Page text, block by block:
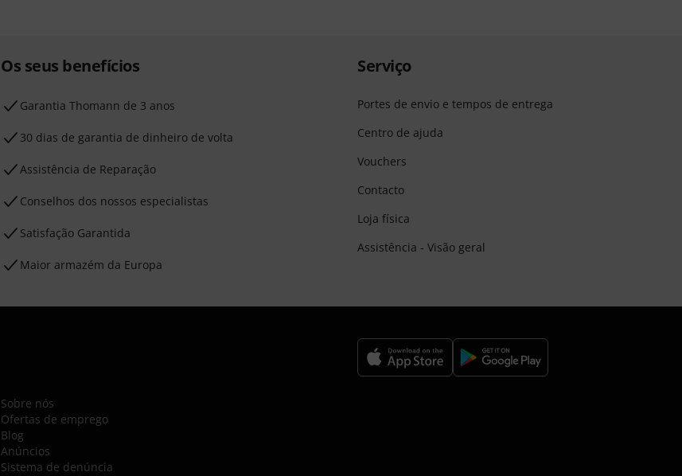
Os seus benefícios
Garantia Thomann de 3 anos
30 dias de garantia de dinheiro de volta
Assistência de Reparação
Conselhos dos nossos especialistas
Satisfação Garantida
Maior armazém da Europa
Serviço
Portes de envio e tempos de entrega
Centro de ajuda
Vouchers
Contacto
Loja física
Assistência - Visão geral
Sobre nós
Ofertas de emprego
Blog
Anúncios
Sistema de denúncia